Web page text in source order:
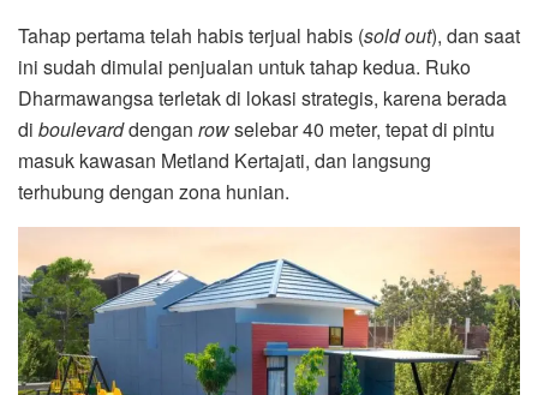
Tahap pertama telah habis terjual habis (sold out), dan saat
ini sudah dimulai penjualan untuk tahap kedua. Ruko
Dharmawangsa terletak di lokasi strategis, karena berada
di boulevarddengan rowselebar 40 meter, tepat di pintu
masuk kawasan Metland Kertajati, dan langsung
terhubung dengan zona hunian.